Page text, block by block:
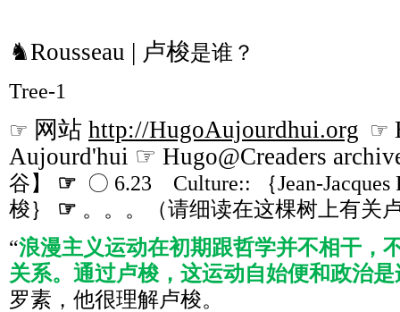
♞Rousseau | 卢梭是谁？
Tree-1
☞ 网站 http://HugoAujourdhui.org ☞
Aujourd'hui ☞ Hugo@Creaders
谷】 ☞ 〇 6.23 Culture:: ｛Jean-Jacques
梭｝
☞ 。。。（请细读在这棵树上有关
“浪漫主义运动在初期跟哲学并不相干，
关系。通过卢梭，这运动自始便和政治
罗素，他很理解卢梭。